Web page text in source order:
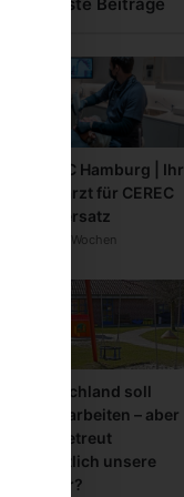
CEREC Hamburg | Ihr
Zahnarzt für CEREC
Zahnersatz
vor 3 Wochen
Deutschland soll
mehr arbeiten – aber
wer betreut
eigentlich unsere
Kinder?